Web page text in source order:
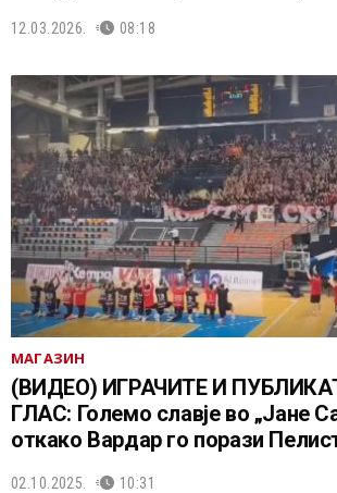
12.03.2026. 08:18
МАГАЗИН
(ВИДЕО) ИГРАЧИТЕ И
ГЛАС: Големо славје во „Јане
откако Вардар го порази
02.10.2025. 10:31